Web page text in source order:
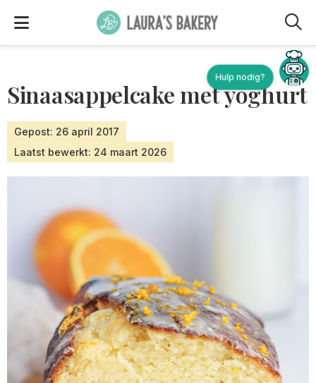
Sinaasappelcake met yoghurt
Gepost: 26 april 2017
Laatst bewerkt: 24 maart 2026
Hulp nodig?